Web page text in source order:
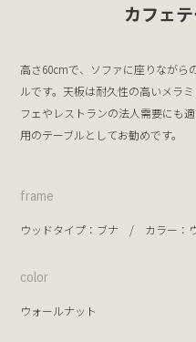
カフェ
高さ60cmで、ソファに座りながら
ルです。天板は耐久性の高いメラ
フェやレストランの法人需要にも
用のテーブルとしてお勧めです。
frame
ウッドタイプ： ブナ / カラー：
color
ウォールナット